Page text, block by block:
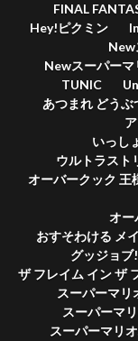
FINAL
Hey!ピクミン
New
Newスーパーマ
TUNIC
あつまれ どうぶ
いっし
ウルトラスト
オーバークック
オ
おすそわける メ
グッジョ
ザ フレイム イン ザ
スーパーマリ
スーパーマ
スーパーマリ